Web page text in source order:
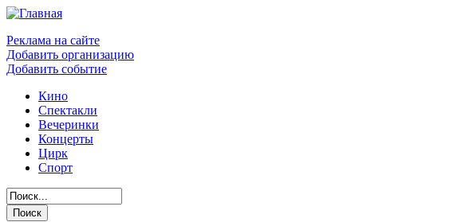
Реклама на сайте
Добавить организацию
Добавить событие
Кино
Спектакли
Вечеринки
Концерты
Цирк
Спорт